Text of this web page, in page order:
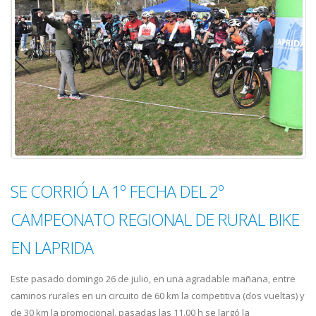
SE CORRIÓ LA 1º FECHA DEL 2º
CAMPEONATO REGIONAL DE RURAL BIKE
EN LAPRIDA
Este pasado domingo 26 de julio, en una agradable mañana, entre
caminos rurales en un circuito de 60 km la competitiva (dos vueltas) y
de 30 km la promocional, pasadas las 11.00 h se largó la